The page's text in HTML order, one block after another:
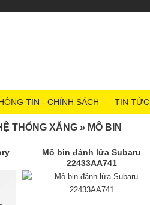
Mô bin đánh lửa Subaru
22433AA741
THỐNG XĂNG » MÔ BIN
TIN - CHÍNH SÁCH TIN TỨC